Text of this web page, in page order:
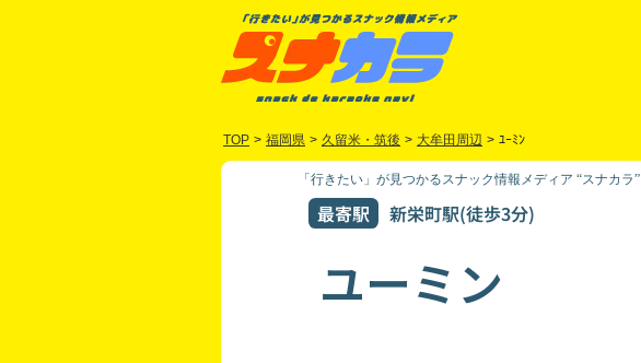
TOP > 福岡県 > 久留米・筑後 > 大牟田周辺 > ﾕｰﾐﾝ
「行きたい」が見つかるスナック情報メディア “スナカラ”
最寄駅 新栄町駅(徒歩3分)
ユーミン